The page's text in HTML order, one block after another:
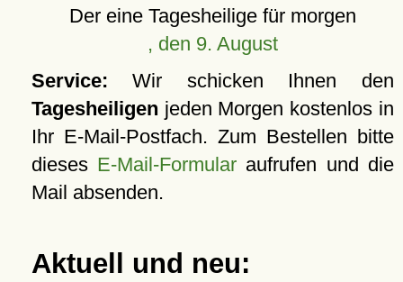
Der eine Tagesheilige für morgen
, den 9. August
Service: Wir schicken Ihnen den
Tagesheiligen jeden Morgen kostenlos in
Ihr E-Mail-Postfach. Zum Bestellen bitte
dieses E-Mail-Formular aufrufen und die
Mail absenden.
Aktuell und neu: